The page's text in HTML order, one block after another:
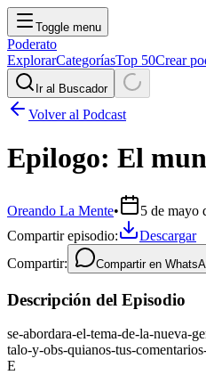
Toggle menu
Poderato
ExplorarCategoríasTop 50Crear
Ir al Buscador
Volver al Podcast
Epilogo: El
Oreando La Mente• 5 de mayo
Compartir episodio:
Descargar
Compartir:
Compartir en
Descripción del Episodio
se-abordara-el-tema-de-la-nueva-
talo-y-obs-quianos-tus-
E